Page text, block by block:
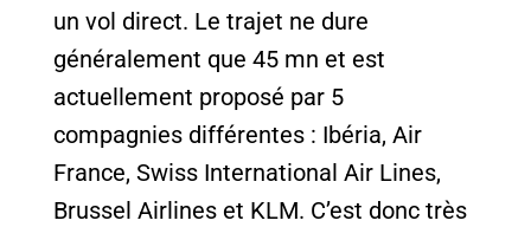
un vol direct. Le trajet ne dure
généralement que 45 mn et est
actuellement proposé par 5
compagnies différentes : Ibéria, Air
France, Swiss International Air Lines,
Brussel Airlines et KLM. C’est donc très